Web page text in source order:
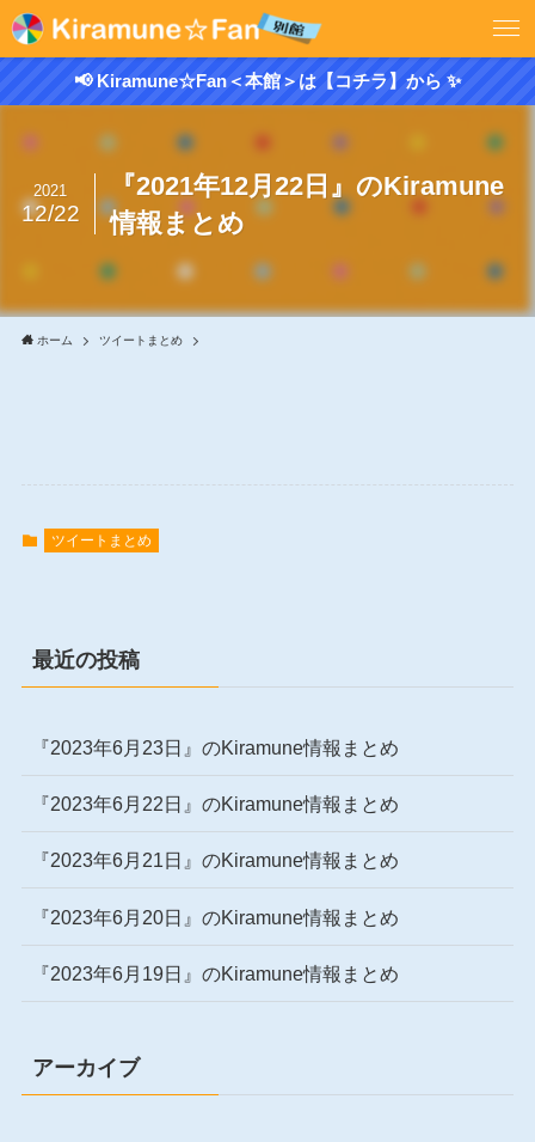
📢 Kiramune☆Fan＜本館＞は【コチラ】から ✨
『2021年12月22日』のKiramune
情報まとめ
2021
12/22
ホーム ツイートまとめ
ツイートまとめ
最近の投稿
『2023年6月23日』のKiramune情報まとめ
『2023年6月22日』のKiramune情報まとめ
『2023年6月21日』のKiramune情報まとめ
『2023年6月20日』のKiramune情報まとめ
『2023年6月19日』のKiramune情報まとめ
アーカイブ